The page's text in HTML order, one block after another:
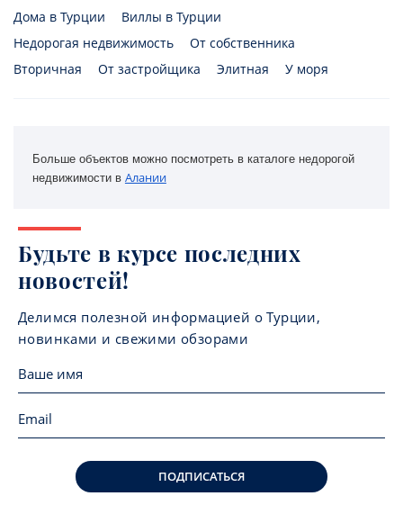
Дома в Турции
Виллы в Турции
Недорогая недвижимость
От собственника
Вторичная
От застройщика Элитная У моря
Больше объектов можно посмотреть в каталоге недорогой
недвижимости в Алании
Будьте в курсе последних
новостей!
Делимся полезной информацией о Турции,
новинками и свежими обзорами
ПОДПИСАТЬСЯ